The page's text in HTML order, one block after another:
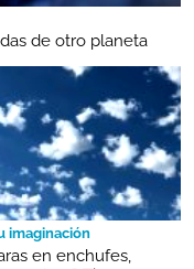
de otro planeta
imaginación
en enchufes,